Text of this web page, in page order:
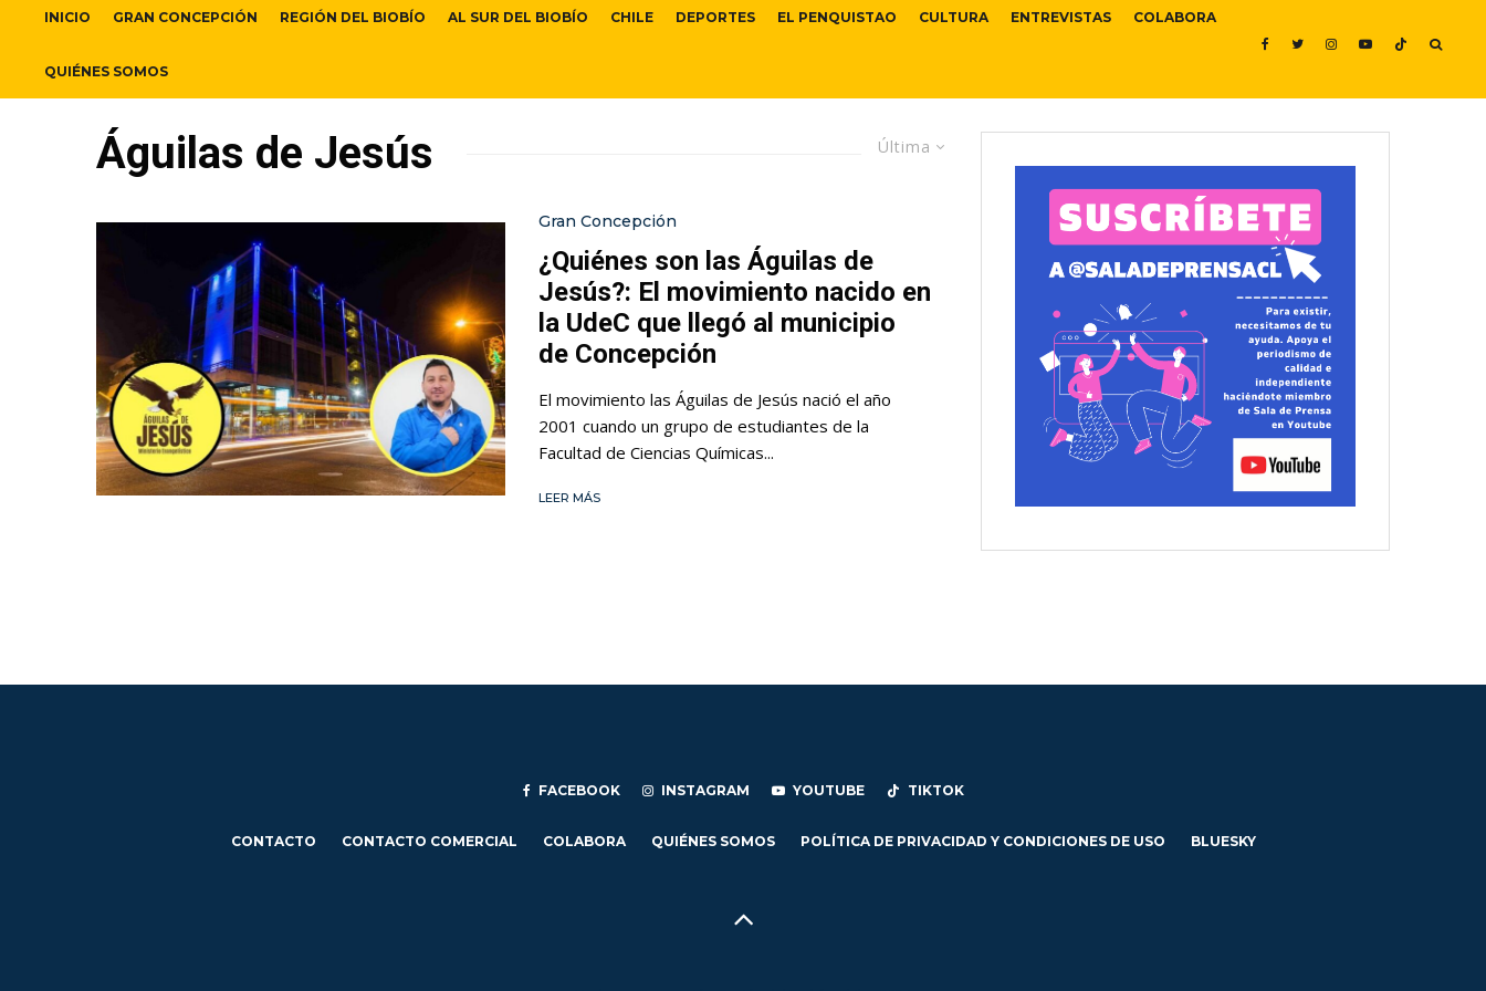
INICIO GRAN CONCEPCIÓN REGIÓN DEL BIOBÍO AL SUR DEL BIOBÍO CHILE DEPORTES EL PENQUISTAO CULTURA ENTREVISTAS COLABORA
QUIÉNES SOMOS
Última
Águilas de Jesús
Gran Concepción
¿Quiénes son las Águilas de
Jesús?: El movimiento nacido en
la UdeC que llegó al municipio
de Concepción
El movimiento las Águilas de Jesús nació el año
2001 cuando un grupo de estudiantes de la
Facultad de Ciencias Químicas...
LEER MÁS
FACEBOOK INSTAGRAM YOUTUBE TIKTOK
CONTACTO CONTACTO COMERCIAL COLABORA QUIÉNES SOMOS POLÍTICA DE PRIVACIDAD Y CONDICIONES DE USO BLUESKY